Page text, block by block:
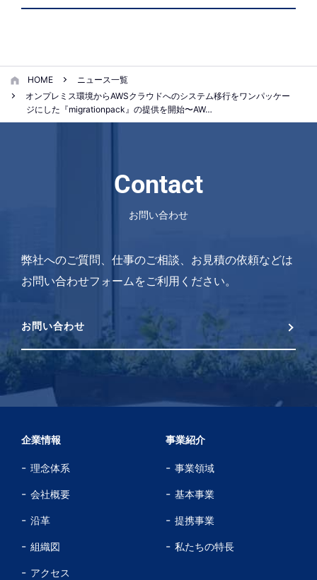
HOME
ニュース一覧
オンプレミス環境からAWSクラウドへのシステム移行をワンパッケー
ジにした『migrationpack』の提供を開始〜AW…
Contact
お問い合わせ
弊社へのご質問、仕事のご相談、お見積の依頼などは
お問い合わせフォームをご利用ください。
お問い合わせ
企業情報
理念体系
会社概要
沿革
組織図
アクセス
事業紹介
事業領域
基本事業
提携事業
私たちの特長